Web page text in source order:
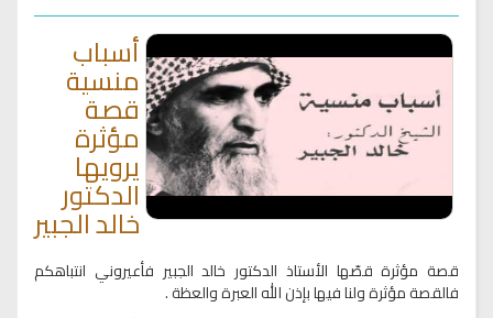
أسباب
منسية
قصة
مؤثرة
يرويها
الدكتور
خالد الجبير
قصة مؤثرة قصّها الأستاذ الدكتور خالد الجبير فأعيروني انتباهكم
فالقصة مؤثرة ولنا فيها بإذن الله العبرة والعظة .